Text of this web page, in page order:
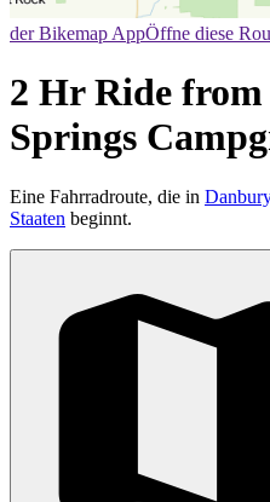
der Bikemap AppÖffne diese
2 Hr Ride
Springs
Eine Fahrradroute, die in
Staaten beginnt.